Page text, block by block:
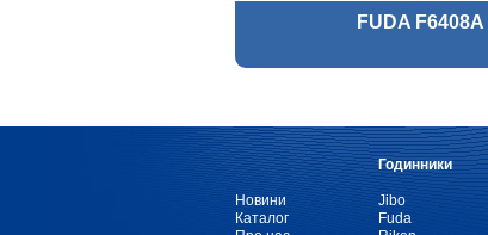
FUDA F6408A
Новини
Каталог
Годинники
Jibo
Fuda